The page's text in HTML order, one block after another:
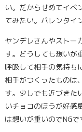
い。だからせめてイベ
てみたい。バレンタイ
ヤンデレさんやストー
す。どうしても想いが
呼吸して相手の気持ち
相手がつくったものは
す。少しでも近づきた
いチョコのほうが好感
は想いが重いのでNGで